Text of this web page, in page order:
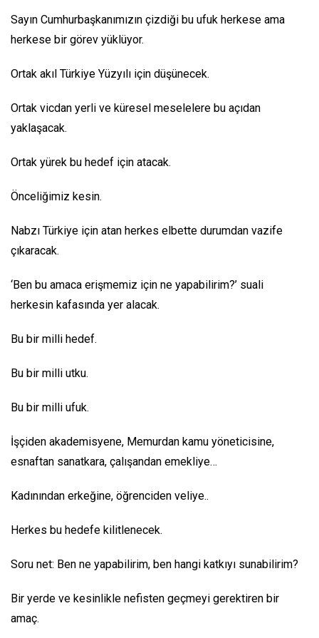
Sayın Cumhurbaşkanımızın çizdiği bu ufuk herkese ama
herkese bir görev yüklüyor.
Ortak akıl Türkiye Yüzyılı için düşünecek.
Ortak vicdan yerli ve küresel meselelere bu açıdan
yaklaşacak.
Ortak yürek bu hedef için atacak.
Önceliğimiz kesin.
Nabzı Türkiye için atan herkes elbette durumdan vazife
çıkaracak.
‘Ben bu amaca erişmemiz için ne yapabilirim?’ suali
herkesin kafasında yer alacak.
Bu bir milli hedef.
Bu bir milli utku.
Bu bir milli ufuk.
İşçiden akademisyene, Memurdan kamu yöneticisine,
esnaftan sanatkara, çalışandan emekliye…
Kadınından erkeğine, öğrenciden veliye..
Herkes bu hedefe kilitlenecek.
Soru net: Ben ne yapabilirim, ben hangi katkıyı sunabilirim?
Bir yerde ve kesinlikle nefisten geçmeyi gerektiren bir
amaç.